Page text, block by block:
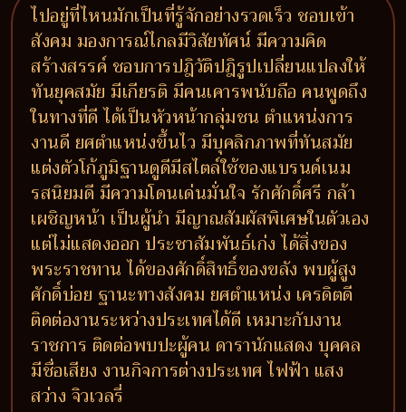
ไปอยู่ที่ไหนมักเป็นที่รู้จักอย่างรวดเร็ว ชอบเข้า
สังคม มองการณ์ไกลมีวิสัยทัศน์ มีความคิด
สร้างสรรค์ ชอบการปฎิวัติปฎิรูปเปลี่ยนแปลงให้
ทันยุคสมัย มีเกียรติ มีคนเคารพนับถือ คนพูดถึง
ในทางที่ดี ได้เป็นหัวหน้ากลุ่มชน ตำแหน่งการ
งานดี ยศตำแหน่งขึ้นไว มีบุคลิกภาพที่ทันสมัย
แต่งตัวโก้ภูมิฐานดูดีมีสไตล์ใช้ของแบรนด์เนม
รสนิยมดี มีความโดนเด่นมั่นใจ รักศักดิ์ศรี กล้า
เผชิญหน้า เป็นผู้นำ มีญาณสัมผัสพิเศษในตัวเอง
แต่ไม่แสดงออก ประชาสัมพันธ์เก่ง ได้สิ่งของ
พระราชทาน ได้ของศักดิ์สิทธิ์ของขลัง พบผู้สูง
ศักดิ์บ่อย ฐานะทางสังคม ยศตำแหน่ง เครดิตดี
ติดต่องานระหว่างประเทศได้ดี เหมาะกับงาน
ราชการ ติดต่อพบปะผู้คน ดารานักแสดง บุคคล
มีชื่อเสียง งานกิจการต่างประเทศ ไฟฟ้า แสง
สว่าง จิวเวลรี่